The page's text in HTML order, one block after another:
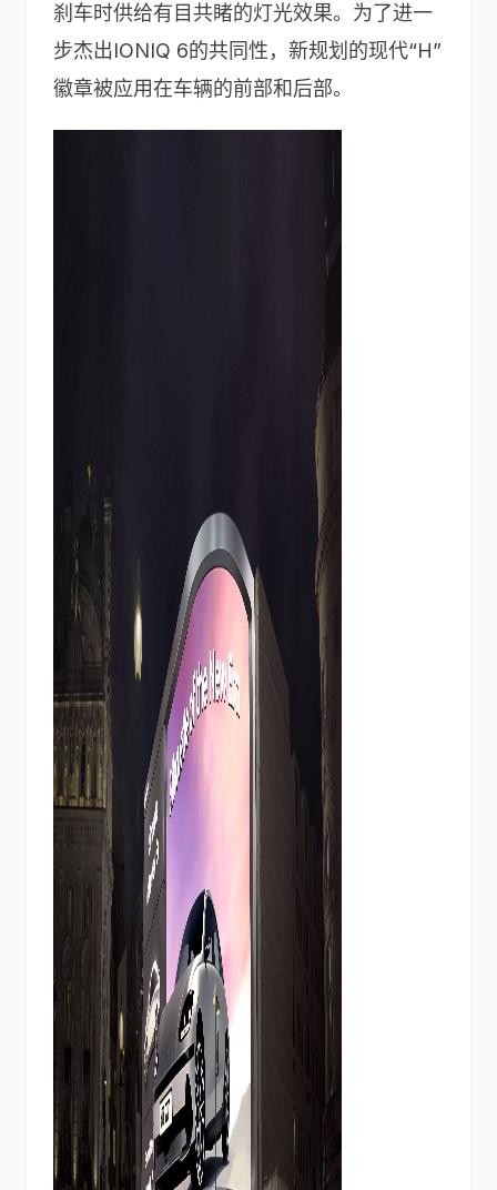
刹车时供给有目共睹的灯光效果。为了进一
步杰出IONIQ 6的共同性，新规划的现代“H”
徽章被应用在车辆的前部和后部。